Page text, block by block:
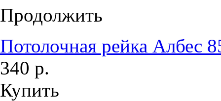
Продолжить
Потолочная рейка Албес
340 р.
Купить